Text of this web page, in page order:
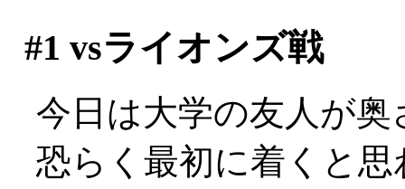
#1 vsライオンズ戦
今日は大学の友人が
恐らく最初に着くと